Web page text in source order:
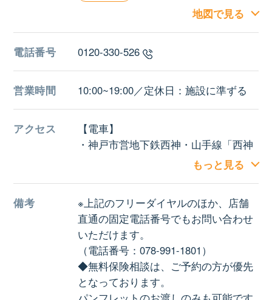
地図で見る
電話番号 0120-330-526
営業時間 10:00~19:00／定休日：施設に準ずる
アクセス
【電車】
・神戸市営地下鉄西神・山手線「西神
もっと見る
備考
※上記のフリーダイヤルのほか、店舗
直通の固定電話番号でもお問い合わせ
いただけます。
（電話番号：078-991-1801）
◆無料保険相談は、ご予約の方が優先
となっております。